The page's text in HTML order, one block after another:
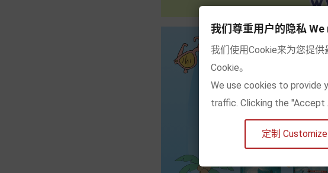
我们尊重用户的隐私
我们使用Cookie来为您提供
Cookie。
We use cookies to provide
traffic. Clicking the
定制 Customize